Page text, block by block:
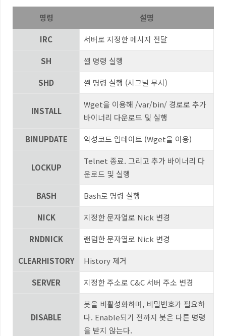
명령 설명
IRC 서버로 지정한 메시지 전달
SH 셸 명령 실행
SHD 셸 명령 실행 (시그널 무시)
INSTALL
Wget을 이용해 /var/bin/ 경로로 추가
바이너리 다운로드 및 실행
BINUPDATE 악성코드 업데이트 (Wget을 이용)
LOCKUP
Telnet 종료. 그리고 추가 바이너리 다
운로드 및 실행
BASH Bash로 명령 실행
NICK 지정한 문자열로 Nick 변경
RNDNICK 랜덤한 문자열로 Nick 변경
CLEARHISTORY History 제거
SERVER 지정한 주소로 C&C서버 주소 변경
DISABLE
봇을 비활성화하며, 비밀번호가 필요하
다. Enable되기 전까지 봇은 다른 명령
을 받지 않는다.